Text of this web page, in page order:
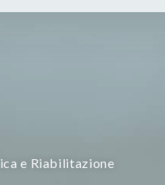
e Riabilitazione